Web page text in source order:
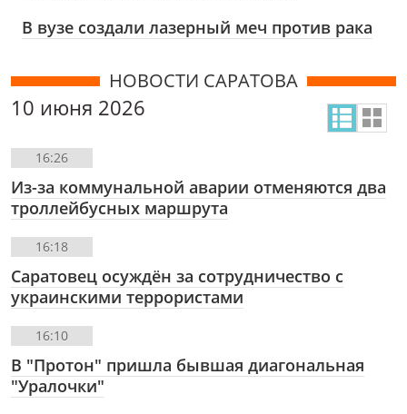
В вузе создали лазерный меч против рака
НОВОСТИ САРАТОВА
10 июня 2026
16:26
Из-за коммунальной аварии отменяются два
троллейбусных маршрута
16:18
Саратовец осуждён за сотрудничество с
украинскими террористами
16:10
В "Протон" пришла бывшая диагональная
"Уралочки"